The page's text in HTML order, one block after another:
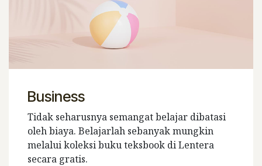
Business
Tidak seharusnya semangat belajar dibatasi
oleh biaya. Belajarlah sebanyak mungkin
melalui koleksi buku teksbook di Lentera
secara gratis.